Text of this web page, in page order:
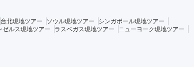
台北現地ツアー ソウル現地ツアー
シンガポール現地ツアー
ゼルス現地ツアー ラスベガス現地ツアー
ニューヨーク現地ツアー